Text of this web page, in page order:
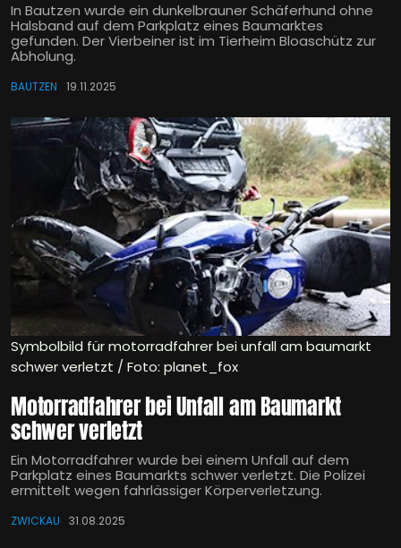
In Bautzen wurde ein dunkelbrauner Schäferhund ohne
Halsband auf dem Parkplatz eines Baumarktes
gefunden. Der Vierbeiner ist im Tierheim Bloaschütz zur
Abholung.
BAUTZEN 19.11.2025
Symbolbild für motorradfahrer bei unfall am baumarkt
schwer verletzt / Foto: planet_fox
Motorradfahrer bei Unfall am Baumarkt
schwer verletzt
Ein Motorradfahrer wurde bei einem Unfall auf dem
Parkplatz eines Baumarkts schwer verletzt. Die Polizei
ermittelt wegen fahrlässiger Körperverletzung.
ZWICKAU 31.08.2025